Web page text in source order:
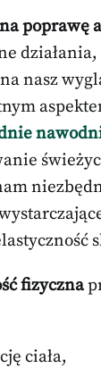
poprawę
działania,
nasz
fizyczna
ciała,